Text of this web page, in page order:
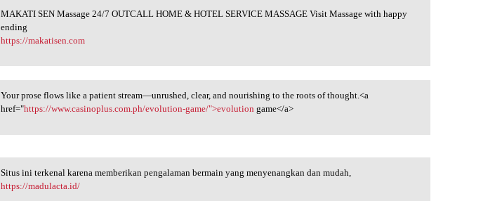
MAKATI SEN Massage 24/7
MAKATI SEN Massage 24/7 OUTCALL HOME & HOTEL SERVICE MASSAGE Visit Massage with happy
ending
https://makatisen.com
Your prose flows like a
Your prose flows like a patient stream—unrushed, clear, and nourishing to the roots of thought.<a
href="https://www.casinoplus.com.ph/evolution-game/">evolution game</a>
Situs ini terkenal karena
Situs ini terkenal karena memberikan pengalaman bermain yang menyenangkan dan mudah,
https://madulacta.id/